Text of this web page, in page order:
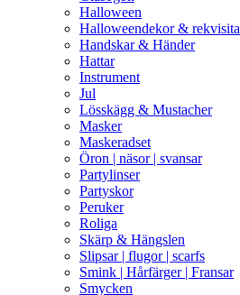
Halloween
Halloweendekor & rekvisita
Handskar & Händer
Hattar
Instrument
Jul
Lösskägg & Mustacher
Masker
Maskeradset
Öron | näsor | svansar
Partylinser
Partyskor
Peruker
Roliga
Skärp & Hängslen
Slipsar | flugor | scarfs
Smink | Hårfärger | Fransar
Smycken